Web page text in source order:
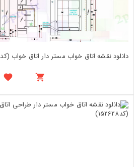
دانلود نقشه اتاق خواب مستر دار اتاق خواب (کد154754)